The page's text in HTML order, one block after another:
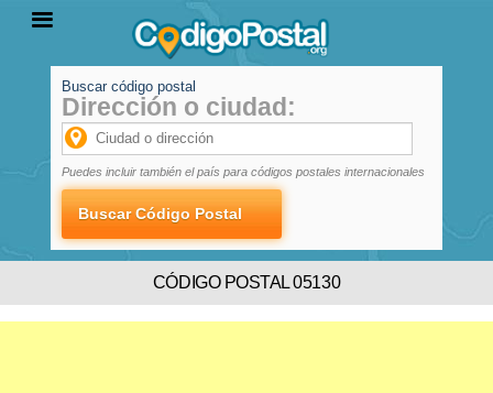
PROVINCIAS
LOCALIDADES
Buscar código postal
Dirección o ciudad:
Puedes incluir también el país para códigos postales internacionales
CÓDIGO POSTAL 05130